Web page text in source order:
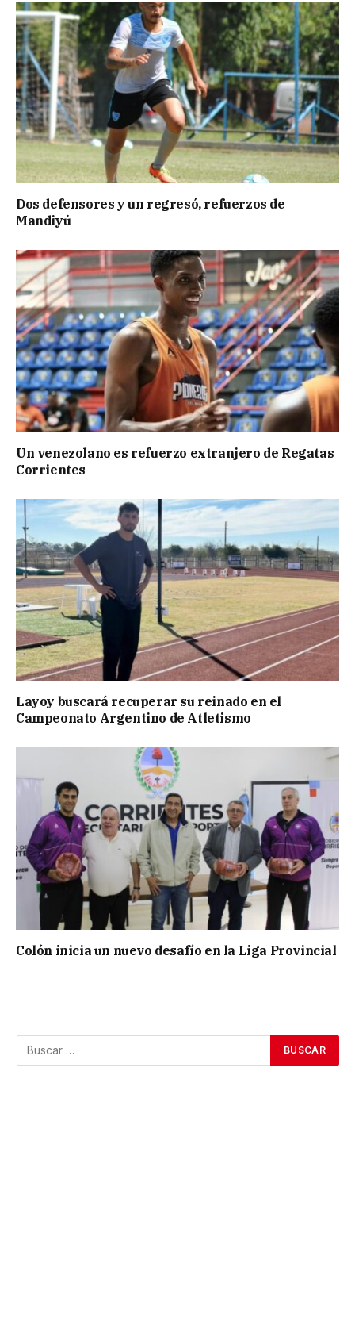
Dos defensores y un regresó, refuerzos de
Mandiyú
Un venezolano es refuerzo extranjero de Regatas
Corrientes
Layoy buscará recuperar su reinado en el
Campeonato Argentino de Atletismo
Colón inicia un nuevo desafío en la Liga Provincial